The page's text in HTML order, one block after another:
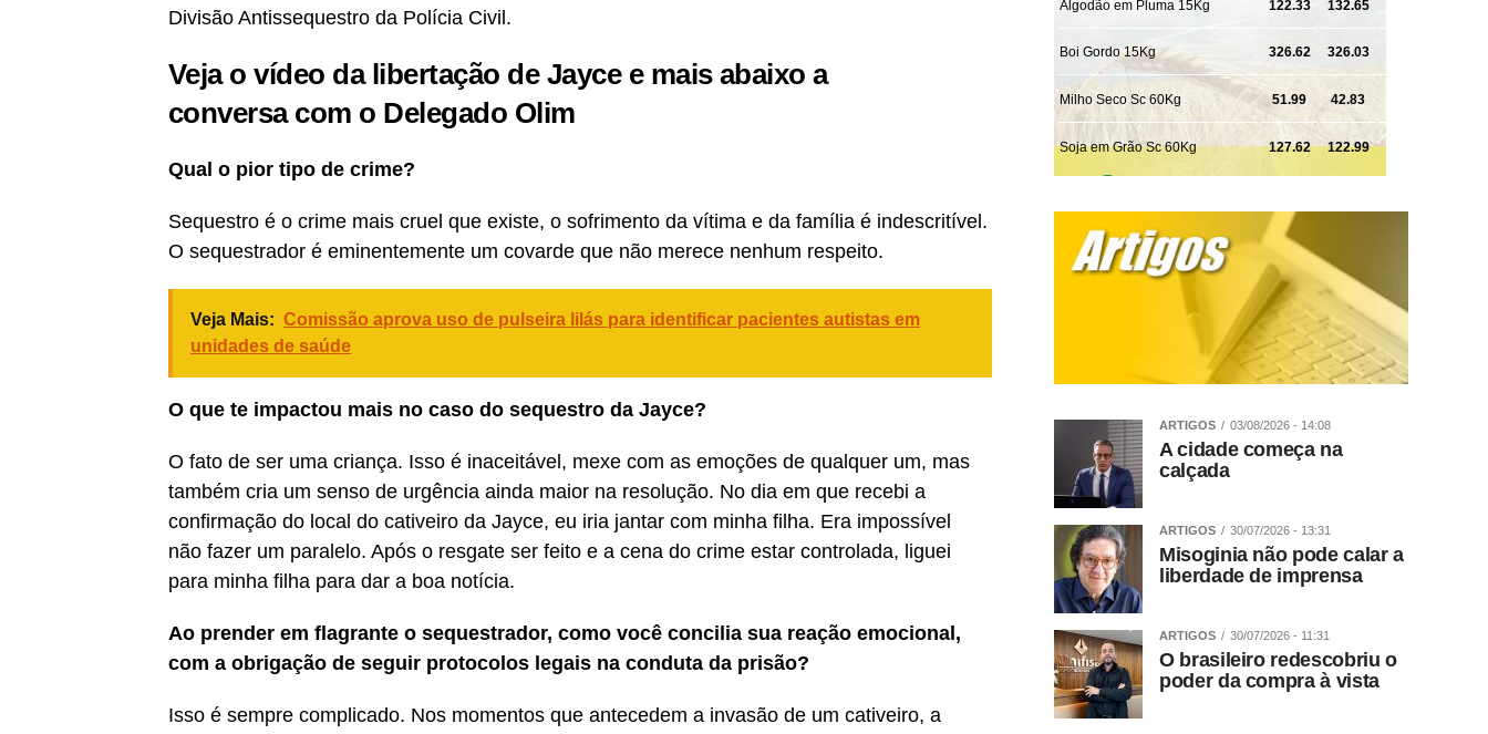
Divisão Antissequestro da Polícia Civil.
Veja o vídeo da libertação de Jayce e mais abaixo a
conversa com o Delegado Olim
Qual o pior tipo de crime?
Sequestro é o crime mais cruel que existe, o sofrimento da vítima e da família é indescritível.
O sequestrador é eminentemente um covarde que não merece nenhum respeito.
Veja Mais: Comissão aprova uso de pulseira lilás para identificar pacientes autistas em
unidades de saúde
O que te impactou mais no caso do sequestro da Jayce?
O fato de ser uma criança. Isso é inaceitável, mexe com as emoções de qualquer um, mas
também cria um senso de urgência ainda maior na resolução. No dia em que recebi a
confirmação do local do cativeiro da Jayce, eu iria jantar com minha filha. Era impossível
não fazer um paralelo. Após o resgate ser feito e a cena do crime estar controlada, liguei
para minha filha para dar a boa notícia.
Ao prender em flagrante o sequestrador, como você concilia sua reação emocional,
com a obrigação de seguir protocolos legais na conduta da prisão?
Isso é sempre complicado. Nos momentos que antecedem a invasão de um cativeiro, a
ARTIGOS 03/08/2026 - 14:08
A cidade começa na
calçada
ARTIGOS 30/07/2026 - 13:31
Misoginia não pode calar a
liberdade de imprensa
ARTIGOS 30/07/2026 - 11:31
O brasileiro redescobriu o
poder da compra à vista